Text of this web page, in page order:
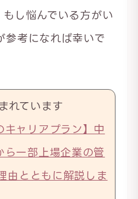
し悩んでいる方がい
参考になれば幸いで
れています
キャリアプラン】中
ら一部上場企業の管
由とともに解説しま